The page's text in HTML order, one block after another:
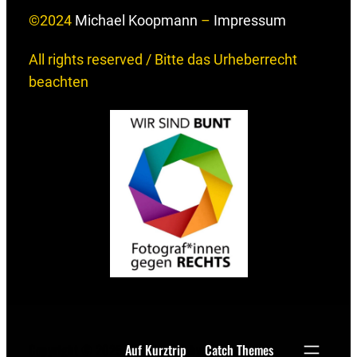
©2024 Michael Koopmann – Impressum
All rights reserved / Bitte das Urheberrecht
beachten
Auf Kurztrip Catch Themes